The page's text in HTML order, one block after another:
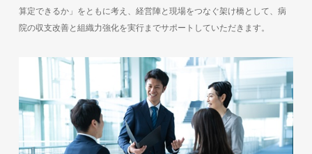
算定できるか」をともに考え、経営陣と現場をつなぐ架け橋として、病
院の収支改善と組織力強化を実行までサポートしていただきます。